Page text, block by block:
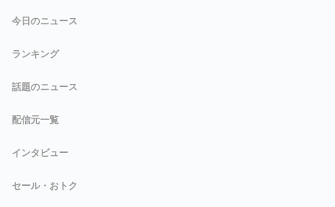
今日のニュース
ランキング
話題のニュース
配信元一覧
インタビュー
セール・おトク